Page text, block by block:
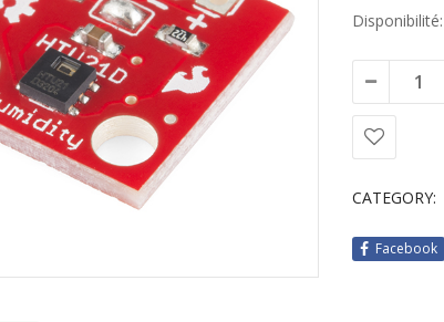
Disponibilité:
CATEGORY:
Facebook